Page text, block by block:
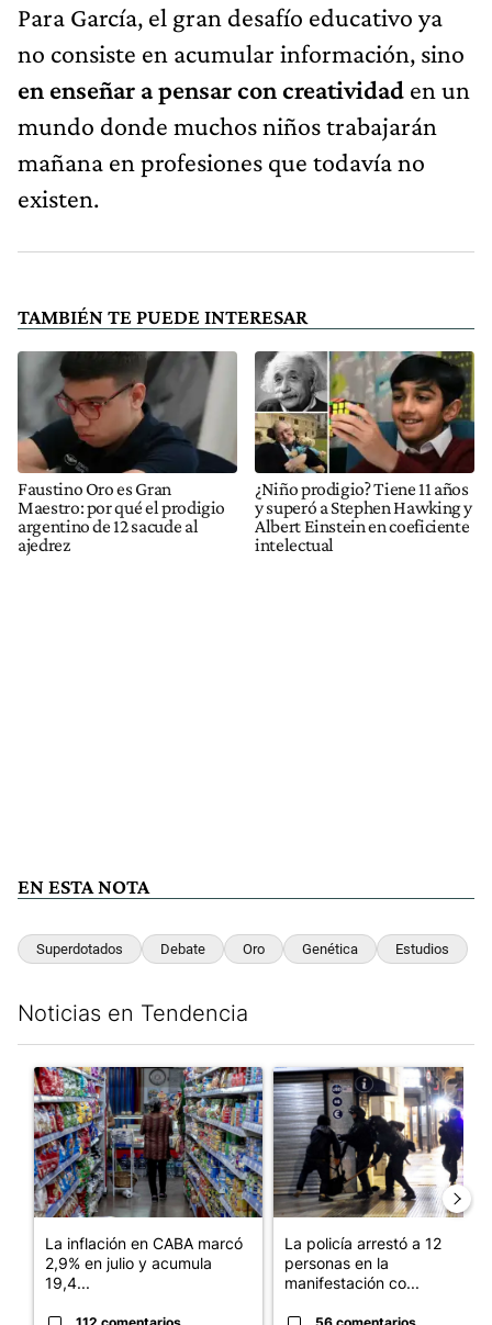
Para García, el gran desafío educativo ya
no consiste en acumular información, sino
en enseñar a pensar con creatividad en un
mundo donde muchos niños trabajarán
mañana en profesiones que todavía no
existen.
TAMBIÉN TE PUEDE INTERESAR
Faustino Oro es Gran
Maestro: por qué el prodigio
argentino de 12 sacude al
ajedrez
¿Niño prodigio? Tiene 11 años
y superó a Stephen Hawking y
Albert Einstein en coeficiente
intelectual
EN ESTA NOTA
Superdotados Debate Oro Genética Estudios
Noticias en Tendencia
Un artículo de tendencia con el título "La inflación en CABA
La inflación en CABA marcó
2,9% en julio y acumula
19,4...
Un artículo de tendencia con
La policía arrestó a 12
personas en la
manifestación co...